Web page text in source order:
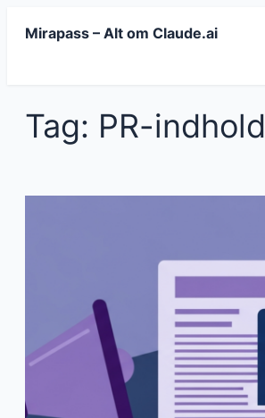
Mirapass – Alt om Claude.ai
Tag: PR-indhold